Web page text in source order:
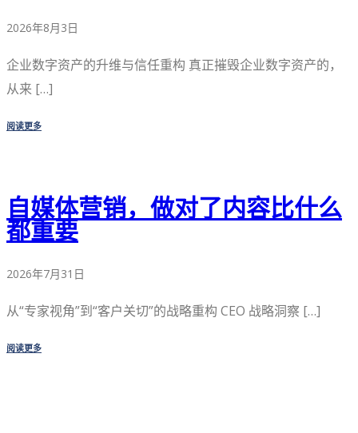
2026年8月3日
企业数字资产的升维与信任重构 真正摧毁企业数字资产的，
从来 […]
阅读更多
自媒体营销，做对了内容比什么
都重要
2026年7月31日
从“专家视角”到“客户关切”的战略重构 CEO 战略洞察 […]
阅读更多